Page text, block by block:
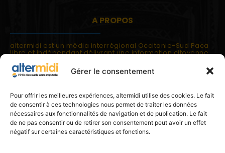
Gérer le consentement
Pour offrir les meilleures expériences, altermidi utilise des cookies. Le fait
de consentir à ces technologies nous permet de traiter les données
nécessaires aux fonctionnalités de navigation et de publication. Le fait
de ne pas consentir ou de retirer son consentement peut avoir un effet
négatif sur certaines caractéristiques et fonctions.
A PROPOS
altermidi est un média interrégional Occitanie-Sud Paca
libre et indépendant délivrant une information citoyenne
altermidi est ouvert sur les suds, la méditerranée,
l'europe.
altermidi aborde des thématiques globales évaluées à
partir des constats de terrain ou d'analyses à l'échelon
local.
altermidi c'est l'information capitale, sans capitale.